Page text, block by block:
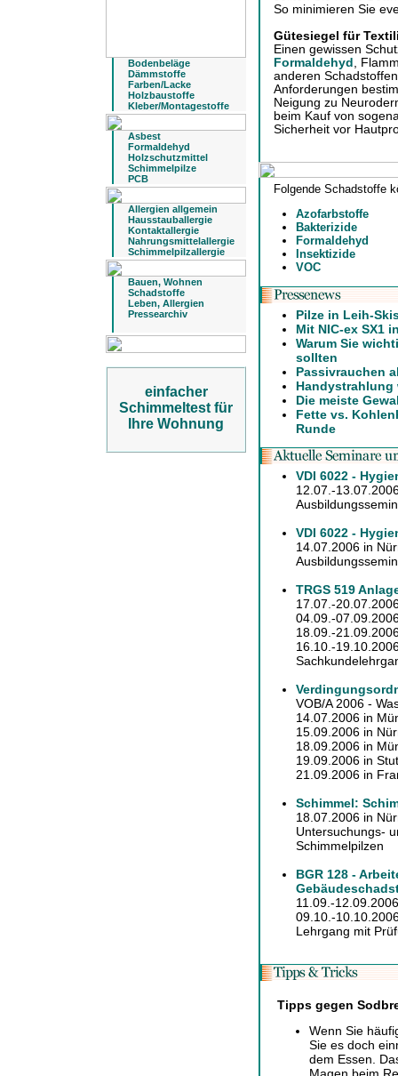
Bodenbeläge
Dämmstoffe
Farben/Lacke
Holzbaustoffe
Kleber/Montagestoffe
Asbest
Formaldehyd
Holzschutzmittel
Schimmelpilze
PCB
Allergien allgemein
Hausstauballergie
Kontaktallergie
Nahrungsmittelallergie
Schimmelpilzallergie
Bauen, Wohnen
Schadstoffe
Leben, Allergien
Pressearchiv
einfacher
Schimmeltest für
Ihre Wohnung
So minimieren Sie
Gütesiegel für
Einen gewissen
Formaldehyd ,
anderen
Anforderungen
Neigung zu
beim Kauf von
Sicherheit vor
Folgende Schadstoffe
Azofarbstoffe
Bakterizide
Formaldehyd
Insektizide
VOC
Pilze in Leih-
Mit NIC-ex SX1
Warum Sie
sollten
Passivrauchen
Handystrahlung
Die meiste
Fette vs.
Runde
VDI 6022 -
12.07.-
VDI 6022 -
14.07.2006 in
TRGS 519
17.07.-
04.09.-
18.09.-
16.10.-
VOB/A 2006 -
14.07.2006 in
15.09.2006 in
18.09.2006 in
19.09.2006 in
21.09.2006 in
Schimmel:
18.07.2006 in
Untersuchungs-
Schimmelpilzen
BGR 128 -
11.09.-
09.10.-
Lehrgang mit
Tipps gegen
Wenn Sie
Sie es doch
dem Essen.